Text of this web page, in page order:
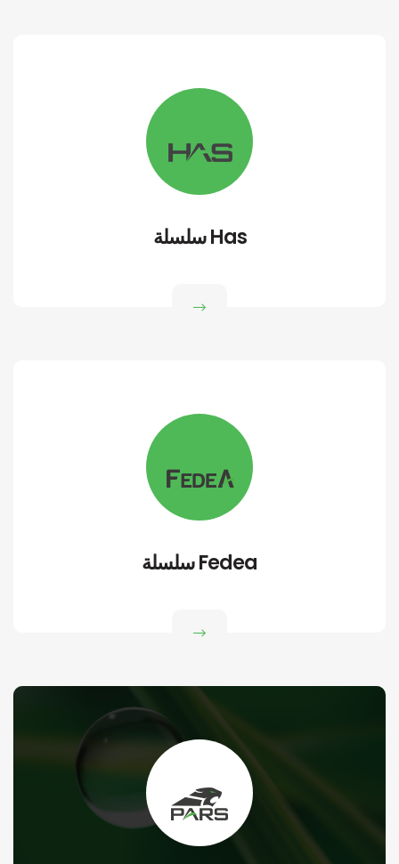
سلسلة Has
سلسلة Fedea